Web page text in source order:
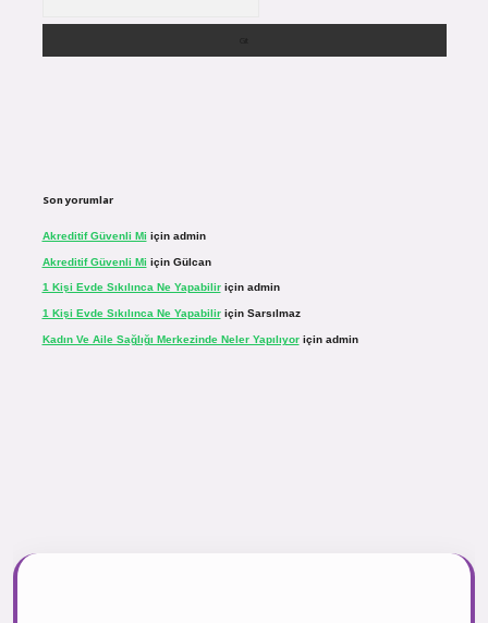
Son yorumlar
Akreditif Güvenli Mi için admin
Akreditif Güvenli Mi için Gülcan
1 Kişi Evde Sıkılınca Ne Yapabiliriçin admin
1 Kişi Evde Sıkılınca Ne Yapabiliriçin Sarsılmaz
Kadın Ve Aile Sağlığı Merkezinde Neler Yapılıyoriçin admin